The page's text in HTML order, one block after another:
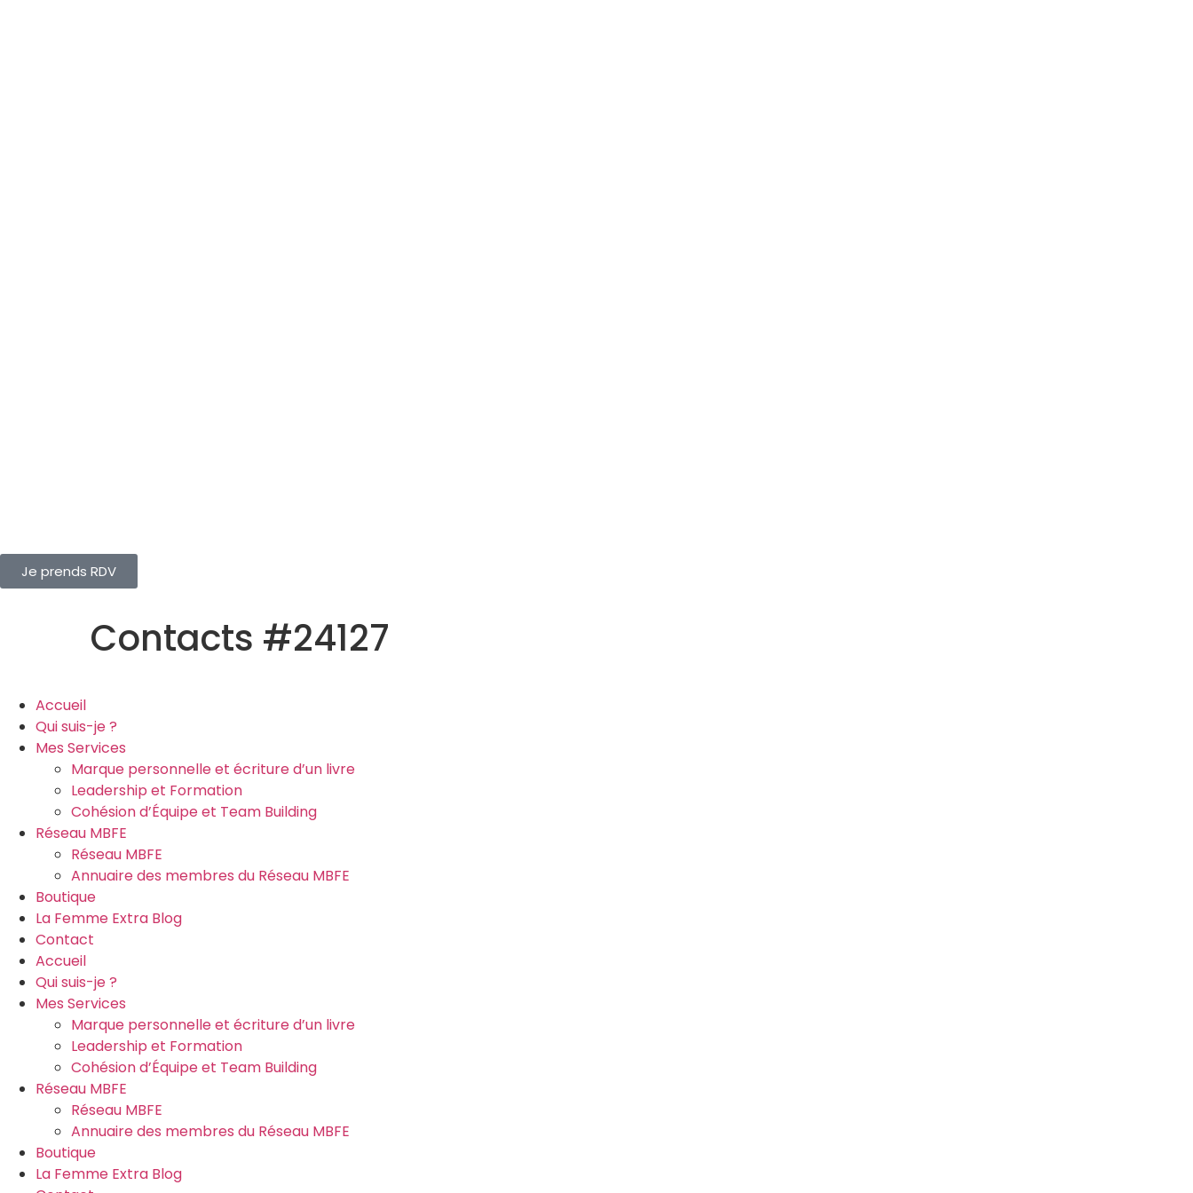
Je prends RDV
Contacts #24127
Accueil
Qui suis-je ?
Mes Services
Marque personnelle et écriture d’un livre
Leadership et Formation
Cohésion d’Équipe et Team Building
Réseau MBFE
Réseau MBFE
Annuaire des membres du Réseau MBFE
Boutique
La Femme Extra Blog
Contact
Accueil
Qui suis-je ?
Mes Services
Marque personnelle et écriture d’un livre
Leadership et Formation
Cohésion d’Équipe et Team Building
Réseau MBFE
Réseau MBFE
Annuaire des membres du Réseau MBFE
Boutique
La Femme Extra Blog